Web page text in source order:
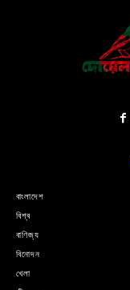
বাংলাদেশ
বিশ্ব
বাণিজ্য
বিনোদন
খেলা